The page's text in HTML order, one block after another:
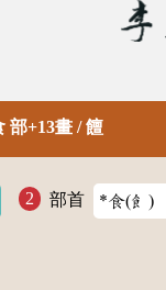
部+13畫 / 饘
部首